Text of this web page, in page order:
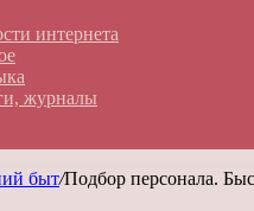
интернета
журналы
быт/Подбор персонала.